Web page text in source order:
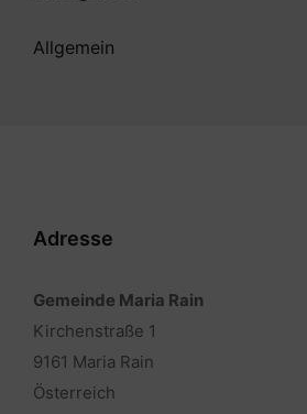
Allgemein
Adresse
Gemeinde Maria Rain
Kirchenstraße 1
9161 Maria Rain
Österreich